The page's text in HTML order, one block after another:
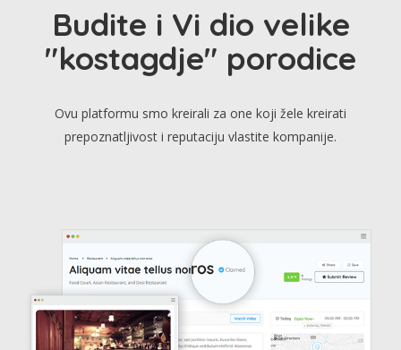
Budite i Vi dio velike
"kostagdje" porodice
Ovu platformu smo kreirali za one koji žele kreirati
prepoznatljivost i reputaciju vlastite kompanije.